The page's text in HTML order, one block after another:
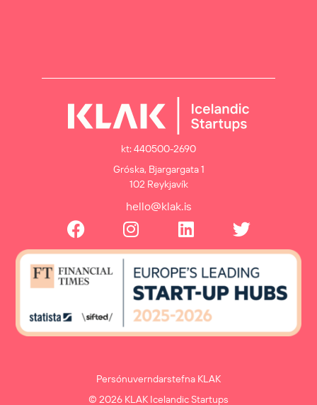
kt: 440500-2690
Gróska, Bjargargata 1
102 Reykjavík
hello@klak.is
© 2026 KLAK Icelandic Startups
Persónuverndarstefna KLAK